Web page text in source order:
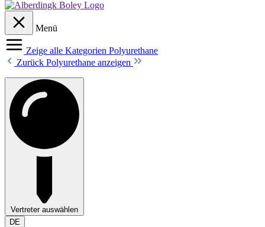
Menü
Zeige alle Kategorien Polyurethane
Zurück Polyurethane anzeigen
Vertreter auswählen
DE